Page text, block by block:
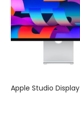
Apple Studio Display